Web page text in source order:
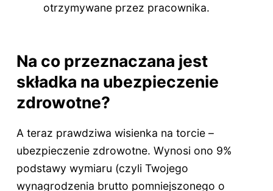
otrzymywane przez pracownika.
Na co przeznaczana jest
składka na ubezpieczenie
zdrowotne?
A teraz prawdziwa wisienka na torcie –
ubezpieczenie zdrowotne. Wynosi ono 9%
podstawy wymiaru (czyli Twojego
wynagrodzenia brutto pomniejszonego o